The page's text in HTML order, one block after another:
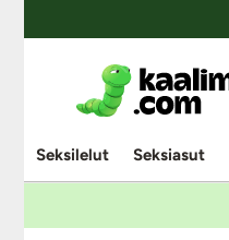
Seksilelut Seksiasut